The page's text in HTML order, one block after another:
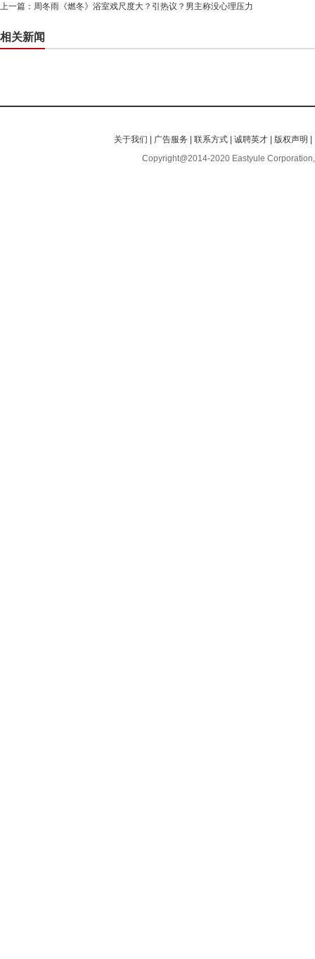
上一篇： 周冬雨《燃冬》浴室戏尺度大？引热议？男主称没心理压力
相关新闻
关于我们 | 广告服务 |联系方式 |诚聘英才 | 版权声明 |
Copyright@2014-2020 Eastyule